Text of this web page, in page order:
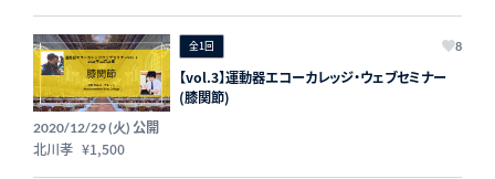
全1回 8
【vol.3】運動器エコーカレッジ・ウェブセミナー
(膝関節)
2020/12/29 (火) 公開
北川孝 ¥1,500